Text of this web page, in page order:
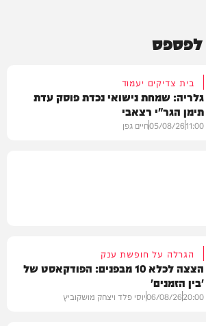
לפספס
בית צדיקים יעמוד
גלריה: שמחת נישואי נכדת פוסק עדת
תימן הגר"י רצאבי
11:00
05/08/26חיים גפן
הגרלה על חופשת ענק
הצצה לכלא 10 מבפנים: הפודקאסט של
'בין הזמנים'
20:00
06/08/26יוסי פלד ויצחק מושקוביץ